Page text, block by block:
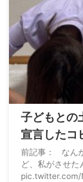
子どもとの
宣言したコ
除して再度
前記事： なん
ど、私がさせ
pic.twitter.com/